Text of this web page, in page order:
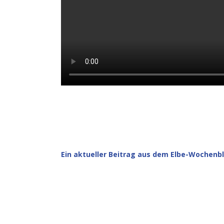
Ein aktueller Beitrag aus dem Elbe-